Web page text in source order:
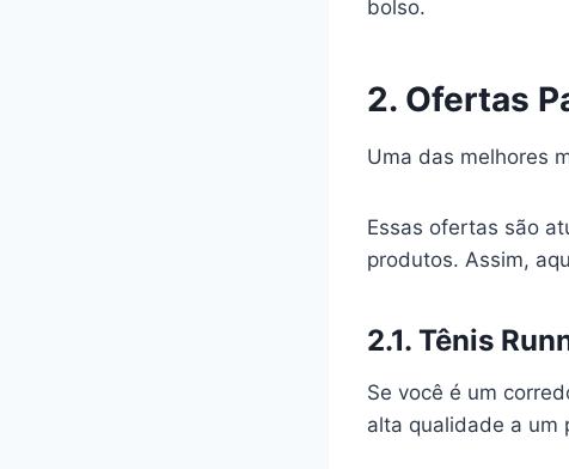
bolso.
2. Ofertas
Uma das melhores
Essas ofertas são
produtos. Assim,
2.1. Tênis
Se você é um
alta qualidade a um